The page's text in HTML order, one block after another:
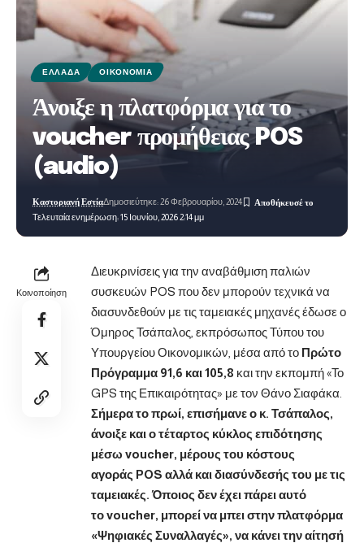
ΕΛΛΆΔΑ ΟΙΚΟΝΟΜΊΑ
Άνοιξε η πλατφόρμα για το
voucher προμήθειας POS
(audio)
Τελευταία ενημέρωση: 15 Ιουνίου, 2026 2:14 μμ
Καστοριανή ΕστίαΔημοσιεύτηκε: 26 Φεβρουαρίου, 2024
Κοινοποίηση
Διευκρινίσεις για την αναβάθμιση παλιών
συσκευών POS που δεν μπορούν τεχνικά να
διασυνδεθούν με τις ταμειακές μηχανές έδωσε ο
Όμηρος Τσάπαλος, εκπρόσωπος Τύπου του
Υπουργείου Οικονομικών, μέσα από το Πρώτο
Πρόγραμμα 91,6 και 105,8 και την εκπομπή «Το
GPS της Επικαιρότητας» με τον Θάνο Σιαφάκα.
Σήμερα το πρωί, επισήμανε ο κ. Τσάπαλος,
άνοιξε και ο τέταρτος κύκλος επιδότησης
μέσω voucher, μέρους του κόστους
αγοράς POS αλλά και διασύνδεσής του με τις
ταμειακές. Όποιος δεν έχει πάρει αυτό
τοvoucher, μπορεί να μπει στην πλατφόρμα
«Ψηφιακές Συναλλαγές», να κάνει την αίτησή